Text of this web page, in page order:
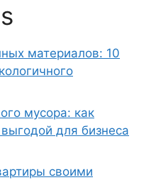
материалов: 10
мусора: как
для бизнеса
своими